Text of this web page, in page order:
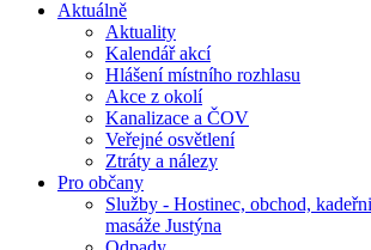
Aktuálně
Aktuality
Kalendář akcí
Hlášení místního rozhlasu
Akce z okolí
Kanalizace a ČOV
Veřejné osvětlení
Ztráty a nálezy
Pro občany
Služby - Hostinec, obchod,
masáže Justýna